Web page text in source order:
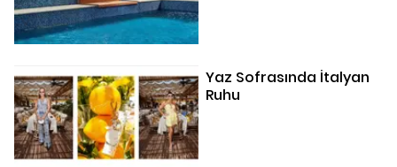
Yaz Sofrasında İtalyan
Ruhu